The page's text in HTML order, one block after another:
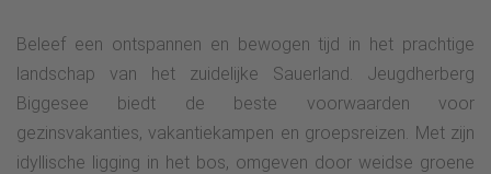
Beleef een ontspannen en bewogen tijd in het prachtige
landschap van het zuidelijke Sauerland. Jeugdherberg
Biggesee biedt de beste voorwaarden voor
gezinsvakanties, vakantiekampen en groepsreizen. Met zijn
idyllische ligging in het bos, omgeven door weidse groene